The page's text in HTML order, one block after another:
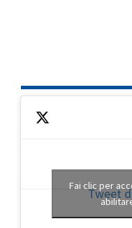
Tweet
Fai clic per